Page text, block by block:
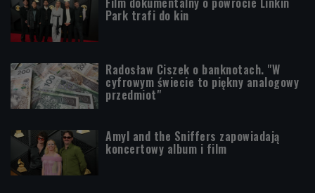
Park trafi do kin
Radosław Ciszek o banknotach. "W
cyfrowym świecie to piękny analogowy
przedmiot"
Amyl and the Sniffers zapowiadają
koncertowy album i film